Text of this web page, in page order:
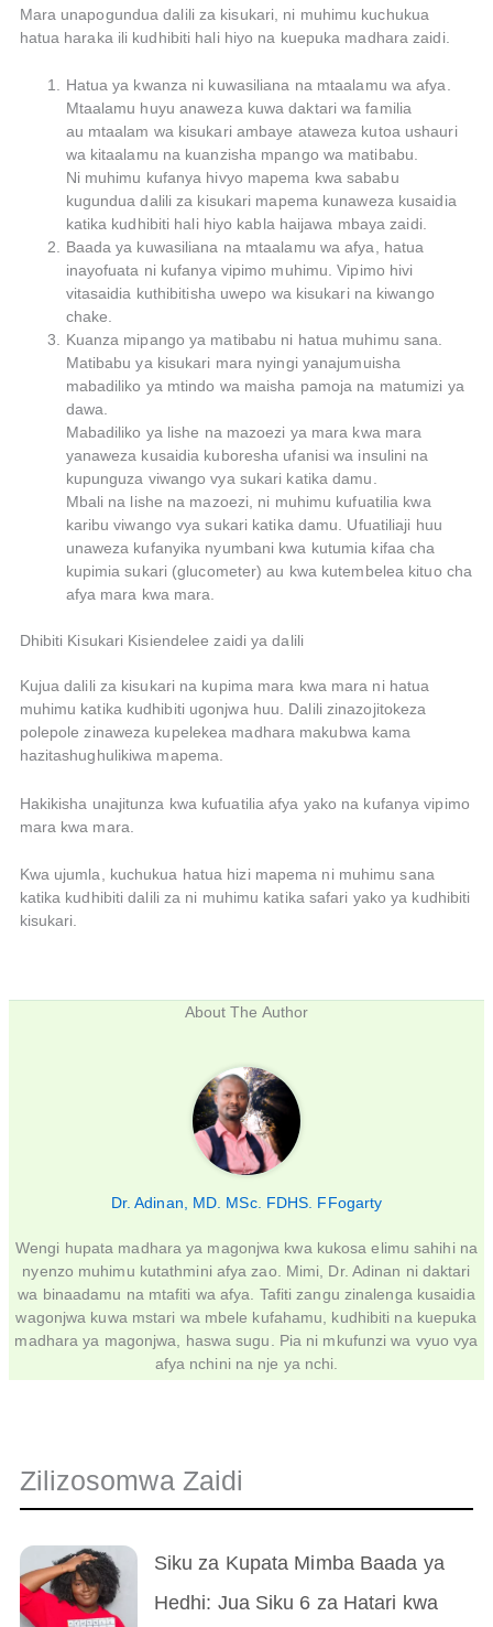
Mara unapogundua dalili za kisukari, ni muhimu kuchukua
hatua haraka ili kudhibiti hali hiyo na kuepuka madhara zaidi.
Hatua ya kwanza ni kuwasiliana na mtaalamu wa afya.
Mtaalamu huyu anaweza kuwa daktari wa familia
au mtaalam wa kisukari ambaye ataweza kutoa ushauri
wa kitaalamu na kuanzisha mpango wa matibabu.
Ni muhimu kufanya hivyo mapema kwa sababu
kugundua dalili za kisukari mapema kunaweza kusaidia
katika kudhibiti hali hiyo kabla haijawa mbaya zaidi.
Baada ya kuwasiliana na mtaalamu wa afya, hatua
inayofuata ni kufanya vipimo muhimu. Vipimo hivi
vitasaidia kuthibitisha uwepo wa kisukari na kiwango
chake.
Kuanza mipango ya matibabu ni hatua muhimu sana.
Matibabu ya kisukari mara nyingi yanajumuisha
mabadiliko ya mtindo wa maisha pamoja na matumizi ya
dawa.
Mabadiliko ya lishe na mazoezi ya mara kwa mara
yanaweza kusaidia kuboresha ufanisi wa insulini na
kupunguza viwango vya sukari katika damu.
Mbali na lishe na mazoezi, ni muhimu kufuatilia kwa
karibu viwango vya sukari katika damu. Ufuatiliaji huu
unaweza kufanyika nyumbani kwa kutumia kifaa cha
kupimia sukari (glucometer) au kwa kutembelea kituo cha
afya mara kwa mara.
Dhibiti Kisukari Kisiendelee zaidi ya dalili
Kujua dalili za kisukari na kupima mara kwa mara ni hatua
muhimu katika kudhibiti ugonjwa huu. Dalili zinazojitokeza
polepole zinaweza kupelekea madhara makubwa kama
hazitashughulikiwa mapema.
Hakikisha unajitunza kwa kufuatilia afya yako na kufanya vipimo
mara kwa mara.
Kwa ujumla, kuchukua hatua hizi mapema ni muhimu sana
katika kudhibiti dalili za ni muhimu katika safari yako ya kudhibiti
kisukari.
About The Author
Dr. Adinan, MD. MSc. FDHS. FFogarty
Wengi hupata madhara ya magonjwa kwa kukosa elimu sahihi na
nyenzo muhimu kutathmini afya zao. Mimi, Dr. Adinan ni daktari
wa binaadamu na mtafiti wa afya. Tafiti zangu zinalenga kusaidia
wagonjwa kuwa mstari wa mbele kufahamu, kudhibiti na kuepuka
madhara ya magonjwa, haswa sugu. Pia ni mkufunzi wa vyuo vya
afya nchini na nje ya nchi.
Zilizosomwa Zaidi
Siku za Kupata Mimba Baada ya
Hedhi: Jua Siku 6 za Hatari kwa